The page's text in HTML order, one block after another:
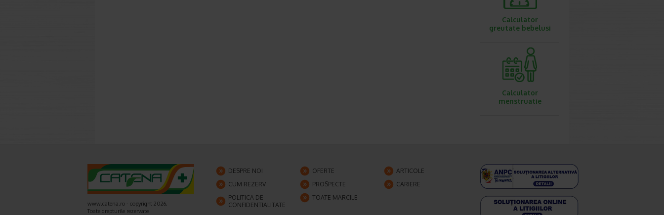
Calculator
greutate bebelusi
Calculator
menstruatie
www.catena.ro - copyright 2026,
Toate drepturile rezervate
DESPRE NOI OFERTE
ARTICOLE
CUM REZERV
PROSPECTE
CARIERE
POLITICA DE
CONFIDENTIALITATE
TOATE MARCILE